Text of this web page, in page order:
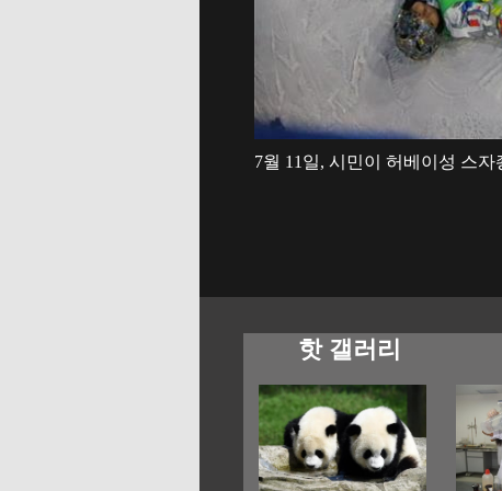
7월 11일, 시민이 허베이성 스
핫 갤러리